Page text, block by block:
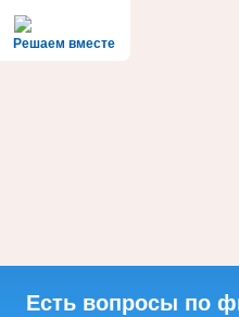
Решаем вместе
Есть вопросы по